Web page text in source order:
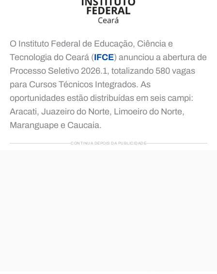
O Instituto Federal de Educação, Ciência e
Tecnologia do Ceará (IFCE) anunciou a abertura de
Processo Seletivo 2026.1, totalizando 580 vagas
para Cursos Técnicos Integrados. As
oportunidades estão distribuídas em seis campi:
Aracati, Juazeiro do Norte, Limoeiro do Norte,
Maranguape e Caucaia.
CONTINUA DEPOIS DA PUBLICIDADE